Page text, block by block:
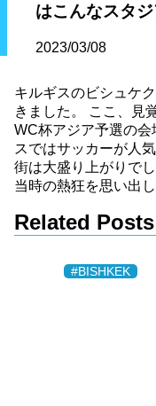
はこんなスタ
2023/03/08
キルギスのビシュケ
きました。 ここ、見
WC杯アジア予選の
スではサッカーが人
街は大盛り上がりで
当時の熱狂を思い出し
Related Posts
#BISHKEK